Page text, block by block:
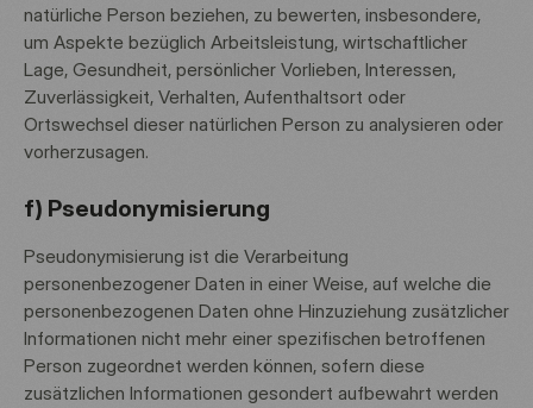
natürliche Person beziehen, zu bewerten, insbesondere,
um Aspekte bezüglich Arbeitsleistung, wirtschaftlicher
Lage, Gesundheit, persönlicher Vorlieben, Interessen,
Zuverlässigkeit, Verhalten, Aufenthaltsort oder
Ortswechsel dieser natürlichen Person zu analysieren oder
vorherzusagen.
f) Pseudonymisierung
Pseudonymisierung ist die Verarbeitung
personenbezogener Daten in einer Weise, auf welche die
personenbezogenen Daten ohne Hinzuziehung zusätzlicher
Informationen nicht mehr einer spezifischen betroffenen
Person zugeordnet werden können, sofern diese
zusätzlichen Informationen gesondert aufbewahrt werden